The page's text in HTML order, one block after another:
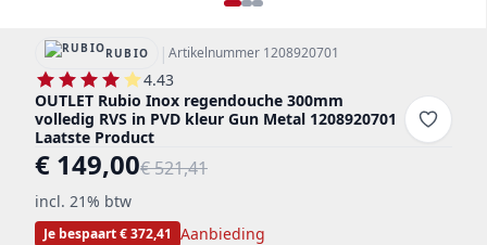
RUBIO | Artikelnummer 1208920701
4.43
OUTLET Rubio Inox regendouche 300mm
volledig RVS in PVD kleur Gun Metal 1208920701
Laatste Product
€ 149,00€ 521,41
incl. 21% btw
Je bespaart € 372,41 Aanbieding